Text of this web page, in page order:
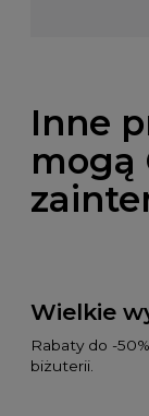
Inne
mogą
Wielkie
Rabaty do -
biżuterii.